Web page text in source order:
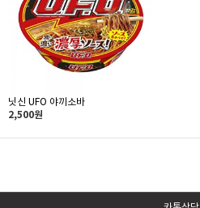
닛신 UFO 야끼소바
2,500원